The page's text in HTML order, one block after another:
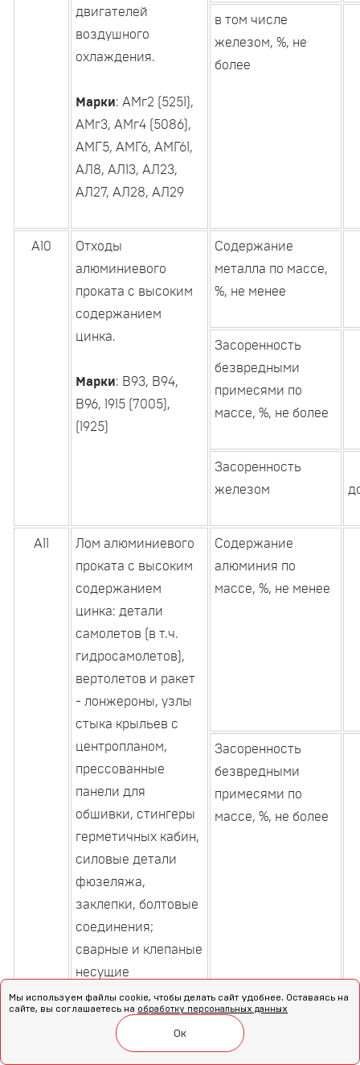
двигателей
воздушного
охлаждения.
Марки: АМг2 (5251),
АМг3, АМг4 (5086),
АМГ5, АМГ6, АМГ61,
АЛ8, АЛ13, АЛ23,
АЛ27, АЛ28, АЛ29
в том числе
железом, %, не
более
А10
Отходы
алюминиевого
проката с высоким
содержанием
цинка.
Марки: В93, В94,
В96, 1915 (7005),
(1925)
Содержание
металла по массе,
%, не менее
Засоренность
безвредными
примесями по
массе, %, не более
Засоренность
железом
А11
Лом алюминиевого
проката с высоким
содержанием
цинка: детали
самолетов (в т.ч.
гидросамолетов),
вертолетов и ракет
- лонжероны, узлы
стыка крыльев с
центропланом,
прессованные
панели для
обшивки, стингеры
герметичных кабин,
силовые детали
фюзеляжа,
заклепки, болтовые
соединения;
сварные и клепаные
несущие
строительные
конструкции.
Марки: В92, В94,
Содержание
алюминия по
массе, %, не менее
Засоренность
безвредными
примесями по
массе, %, не более
Засоренность
железом
Мы используем файлы cookie, чтобы делать сайт удобнее. Оставаясь на
сайте, вы соглашаетесь на обработку персональных данных
Ок